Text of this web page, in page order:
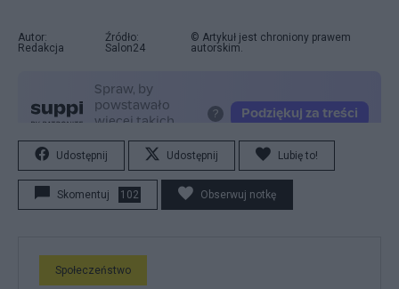
Autor:
Redakcja
Źródło:
Salon24
© Artykuł jest chroniony prawem
autorskim.
Udostępnij Udostępnij Lubię to!
Skomentuj 102 Obserwuj notkę
Społeczeństwo